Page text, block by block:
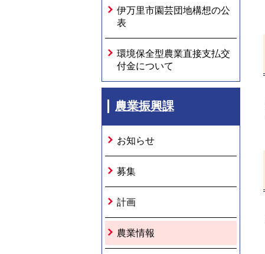
伊万里市園芸団地構想の公
表
環境保全型農業直接支払交
付金について
農業振興課
お知らせ
募集
計画
農業情報